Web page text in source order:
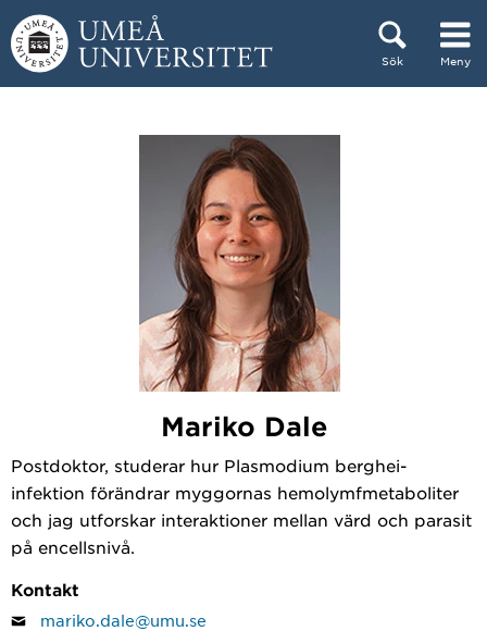
Hoppa direkt till innehållet
Sök Meny
Mariko Dale
Postdoktor, studerar hur Plasmodium berghei-
infektion förändrar myggornas hemolymfmetaboliter
och jag utforskar interaktioner mellan värd och parasit
på encellsnivå.
Kontakt
mariko.dale@umu.se